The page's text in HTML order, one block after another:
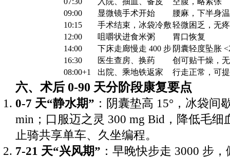
09:00
显微镜手术开始
腰麻，下半身
10:15
手术结束，冰袋冷敷轻微困乏，无疼
12:00
咀嚼状进食米粥
胃口恢复
14:00
下床走廊慢走 400 步 阴囊轻度坠胀
16:30
医生查房、换药
创可贴干燥，
08:00+1
出院、乘地铁返家 行走正常，可
六、术后 0-90 天分阶段康复要点
0-7 天“静水期” ：阴囊垫高 15°，冰袋间
min；口服迈之灵 300 mg Bid，降低毛细
止骑共享单车、久坐编程。
7-21 天“兴风期” ：早晚快步走 3000 步